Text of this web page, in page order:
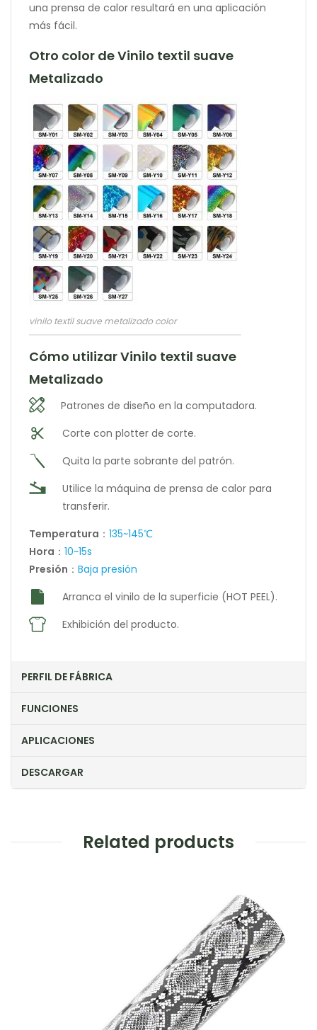
una prensa de calor resultará en una aplicación
más fácil.
Otro color de Vinilo textil suave
Metalizado
vinilo textil suave metalizado color
Cómo utilizar Vinilo textil suave
Metalizado
Patrones de diseño en la computadora.
Corte con plotter de corte.
Quita la parte sobrante del patrón.
Utilice la máquina de prensa de calor para
transferir.
Temperatura ： 135~145℃
Hora ： 10~15s
Presión ： Baja presión
Arranca el vinilo de la superficie (HOT PEEL).
Exhibición del producto.
PERFIL DE FÁBRICA
FUNCIONES
APLICACIONES
DESCARGAR
Related products